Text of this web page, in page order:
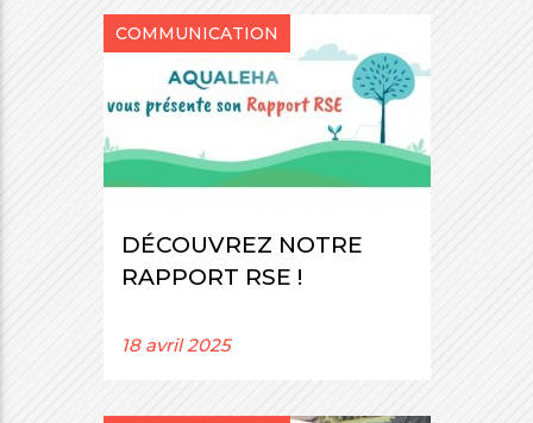
COMMUNICATION
DÉCOUVREZ NOTRE
RAPPORT RSE !
18 avril 2025